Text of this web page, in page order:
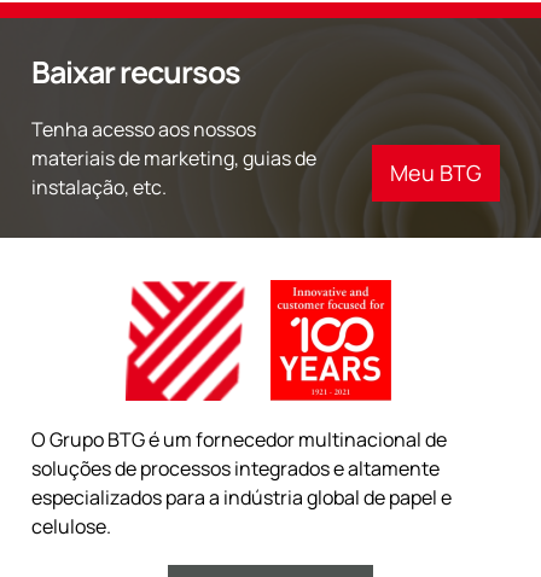
Baixar recursos
Tenha acesso aos nossos
materiais de marketing, guias de
instalação, etc.
Meu BTG
O Grupo BTG é um fornecedor multinacional de
soluções de processos integrados e altamente
especializados para a indústria global de papel e
celulose.